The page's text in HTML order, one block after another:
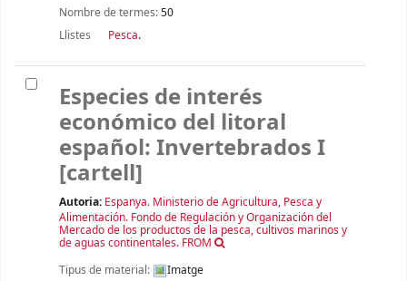
Nombre de termes:50
Llistes
Pesca.
Especies de interés
económico del litoral
español: Invertebrados I
[cartell]
Autoria: Espanya. Ministerio de Agricultura, Pesca y
Alimentación. Fondo de Regulación y Organización del
Mercado de los productos de la pesca, cultivos marinos y
de aguas continentales. FROM
Tipus de material:
Imatge